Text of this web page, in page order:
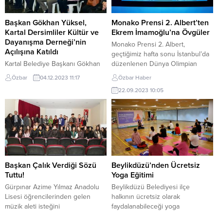
Başkan Gökhan Yüksel,
Kartal Dersimliler Kültür ve
Dayanışma Derneği’nin
Açılışına Katıldı
Kartal Belediye Başkanı Gökhan
Yüksel, Kartal Dersimliler Kültür
ve Dayanışma Derneği’nin
Başkan Gökhan Yüksel, Kartal
Belediyesi’nin sosyal
demokrasinin gereği olarak tüm
sivil toplum örgütlerinin yanında
olduğunu belirtti. Kartal
Belediyesi Etkinlik Çadırında
gerçekleşen açılışa, Kartal
Belediye Başkanı Gökhan
Yüksel’in yanı sıra; Cumhuriyet
Halk Partisi(CHP) Kartal İlçe
Başkanı...
Özbar 04.12.2023 11:17
Monako Prensi 2. Albert’ten
Ekrem İmamoğlu’na Övgüler
Monako Prensi 2. Albert,
geçtiğimiz hafta sonu İstanbul’da
düzenlenen Dünya Olimpian
Forumu’na (World Olympians
Forum-WOF) video mesaj
gönderdi. Dünya Olimpianlar
Derneği Patronu ve Uluslararası
Olimpiyat Komitesi Üyesi de olan
Monako Prensi 2. Albert,
görüntülü mesajında doğrudan
İBB Başkanı Ekrem İmamoğlu’na
hitap ederek, “Sayın İmamoğlu,
siz ve ekibiniz gerçekten kayda
değer...
Özbar Haber
22.09.2023 10:05
Başkan Çalık Verdiği Sözü
Tuttu!
Gürpınar Azime Yılmaz Anadolu
Lisesi öğrencilerinden gelen
müzik aleti isteğini
Beylikdüzü’nden Ücretsiz
Yoga Eğitimi
Beylikdüzü Belediyesi ilçe
halkının ücretsiz olarak
faydalanabileceği yoga